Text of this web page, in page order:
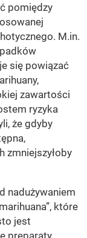
pomiędzy
M.in.
się powiązać
zawartości
ryzyka
że gdyby
zmniejszyłoby
nadużywaniem
które
jest